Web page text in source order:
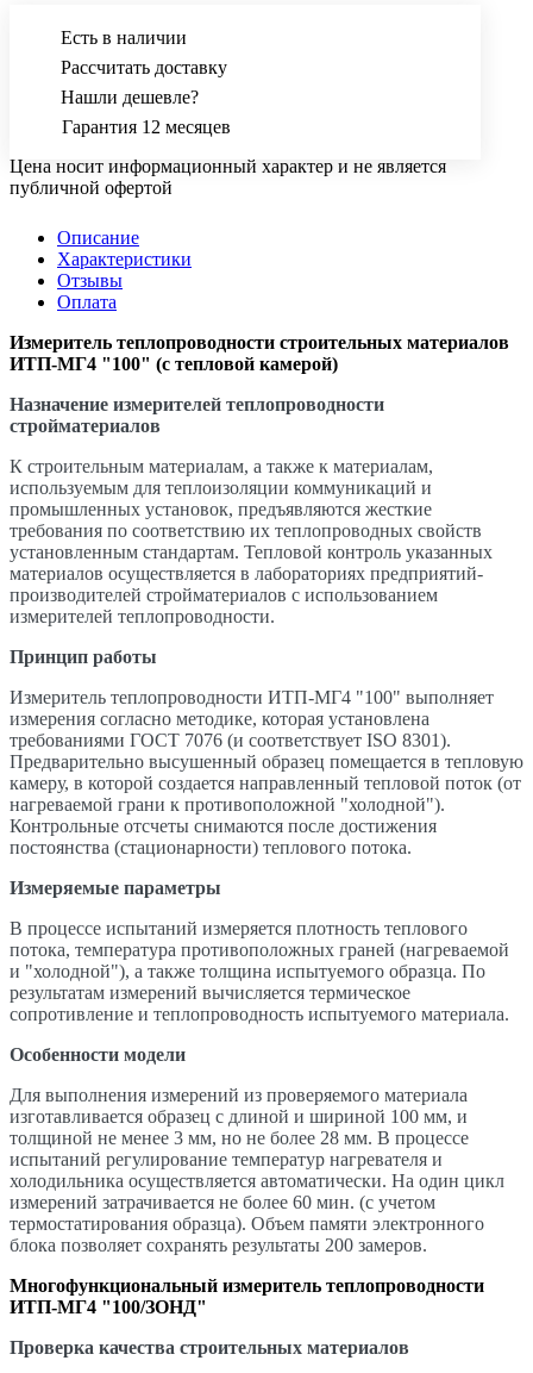
Есть в наличии
Рассчитать доставку
Нашли дешевле?
Гарантия 12 месяцев
Цена носит информационный характер и не является
публичной офертой
Описание
Характеристики
Отзывы
Оплата
Измеритель теплопроводности строительных материалов
ИТП-МГ4 "100" (с тепловой камерой)
Назначение измерителей теплопроводности
стройматериалов
К строительным материалам, а также к материалам,
используемым для теплоизоляции коммуникаций и
промышленных установок, предъявляются жесткие
требования по соответствию их теплопроводных свойств
установленным стандартам. Тепловой контроль указанных
материалов осуществляется в лабораториях предприятий-
производителей стройматериалов с использованием
измерителей теплопроводности.
Принцип работы
Измеритель теплопроводности ИТП-МГ4 "100" выполняет
измерения согласно методике, которая установлена
требованиями ГОСТ 7076 (и соответствует ISO 8301).
Предварительно высушенный образец помещается в тепловую
камеру, в которой создается направленный тепловой поток (от
нагреваемой грани к противоположной "холодной").
Контрольные отсчеты снимаются после достижения
постоянства (стационарности) теплового потока.
Измеряемые параметры
В процессе испытаний измеряется плотность теплового
потока, температура противоположных граней (нагреваемой
и "холодной"), а также толщина испытуемого образца. По
результатам измерений вычисляется термическое
сопротивление и теплопроводность испытуемого материала.
Особенности модели
Для выполнения измерений из проверяемого материала
изготавливается образец с длиной и шириной 100 мм, и
толщиной не менее 3 мм, но не более 28 мм. В процессе
испытаний регулирование температур нагревателя и
холодильника осуществляется автоматически. На один цикл
измерений затрачивается не более 60 мин. (с учетом
термостатирования образца). Объем памяти электронного
блока позволяет сохранять результаты 200 замеров.
Многофункциональный измеритель теплопроводности
ИТП-МГ4 "100/ЗОНД"
Проверка качества строительных материалов